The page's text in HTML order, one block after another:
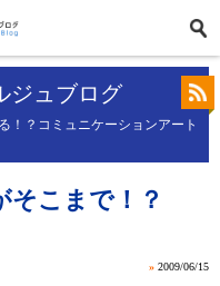
ジュブログ
！？コミュニケーションアート
そこまで！？
» 2009/06/15